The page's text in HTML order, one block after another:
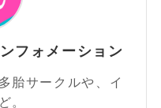
フォメーション
胎サークルや、イ
。